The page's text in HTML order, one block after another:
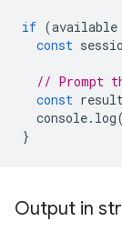
if (available
const
// Prompt
const
console. log(
}
Output in